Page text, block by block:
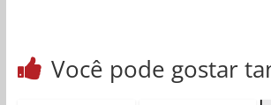
Você pode gostar